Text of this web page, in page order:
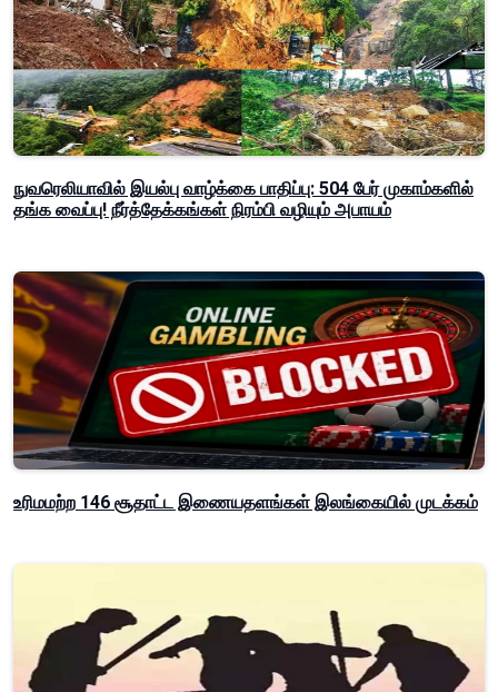
நுவரெலியாவில் இயல்பு வாழ்க்கை பாதிப்பு: 504 பேர் முகாம்களில்
தங்க வைப்பு! நீர்த்தேக்கங்கள் நிரம்பி வழியும் அபாயம்
உரிமமற்ற 146 சூதாட்ட இணையதளங்கள் இலங்கையில் முடக்கம்